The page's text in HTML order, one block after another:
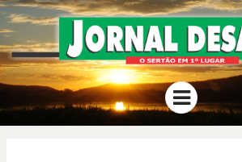
O Sertão em
Menu